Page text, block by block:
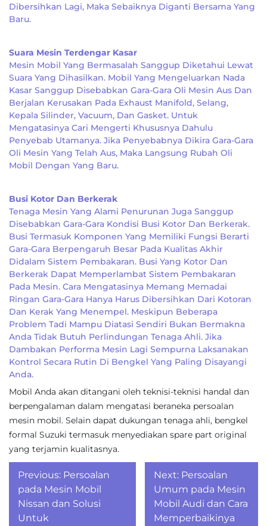
Dibersihkan Lagi, Maka Sebaiknya Diganti Bersama Yang
Baru.
Suara Mesin Terdengar Kasar
Mesin Mobil Yang Bermasalah Sanggup Diketahui Lewat
Suara Yang Dihasilkan. Mobil Yang Mengeluarkan Nada
Kasar Sanggup Disebabkan Gara-Gara Oli Mesin Aus Dan
Berjalan Kerusakan Pada Exhaust Manifold, Selang,
Kepala Silinder, Vacuum, Dan Gasket. Untuk
Mengatasinya Cari Mengerti Khususnya Dahulu
Penyebab Utamanya. Jika Penyebabnya Dikira Gara-Gara
Oli Mesin Yang Telah Aus, Maka Langsung Rubah Oli
Mobil Dengan Yang Baru.
Busi Kotor Dan Berkerak
Tenaga Mesin Yang Alami Penurunan Juga Sanggup
Disebabkan Gara-Gara Kondisi Busi Kotor Dan Berkerak.
Busi Termasuk Komponen Yang Memiliki Fungsi Berarti
Gara-Gara Berpengaruh Besar Pada Kualitas Akhir
Didalam Sistem Pembakaran. Busi Yang Kotor Dan
Berkerak Dapat Memperlambat Sistem Pembakaran
Pada Mesin. Cara Mengatasinya Memang Memadai
Ringan Gara-Gara Hanya Harus Dibersihkan Dari Kotoran
Dan Kerak Yang Menempel. Meskipun Beberapa
Problem Tadi Mampu Diatasi Sendiri Bukan Bermakna
Anda Tidak Butuh Perlindungan Tenaga Ahli. Jika
Dambakan Performa Mesin Lagi Sempurna Laksanakan
Kontrol Secara Rutin Di Bengkel Yang Paling Disayangi
Anda.
Mobil Anda akan ditangani oleh teknisi-teknisi handal dan
berpengalaman dalam mengatasi beraneka persoalan
mesin mobil. Selain dapat dukungan tenaga ahli, bengkel
formal Suzuki termasuk menyediakan spare part original
yang terjamin kualitasnya.
Post
navigation
Previous: Persoalan
pada Mesin Mobil
Nissan dan Solusi
Untuk
Next: Persoalan
Umum pada Mesin
Mobil Audi dan Cara
Memperbaikinya